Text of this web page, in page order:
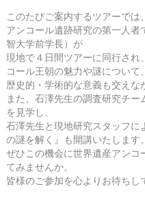
このたびご案内するツアーでは、
アンコール遺跡研究の第一人
智大学前学長）が
現地で４日間ツアーに同行さ
コール王朝の魅力や謎について、
歴史的・学術的な意義も交えな
また、石澤先生の調査研究チ
を見学し、
石澤先生と現地研究スタッフに
の謎を解く』も開講いたします。
ぜひこの機会に世界遺産アン
てみませんか。
皆様のご参加を心よりお待ちし